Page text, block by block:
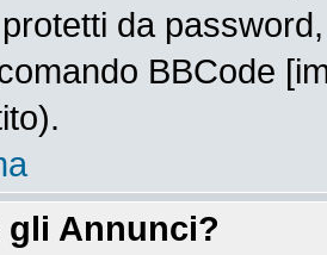
da
BBCode
gli Annunci?